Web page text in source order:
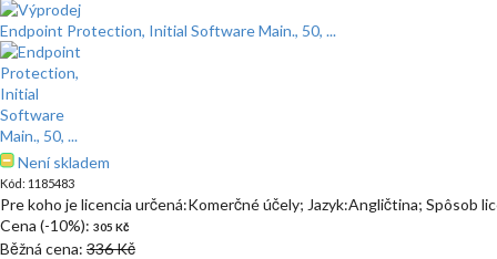
Endpoint Protection, Initial Software Main., 50, ...
Není skladem
Kód: 1185483
Pre koho je licencia určená:Komerčné účely; Jazyk:Angličtina; Spôsob
Cena (-10%): 305 Kč
Běžná cena: 336 Kč